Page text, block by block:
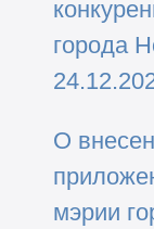
города
О
мэрии